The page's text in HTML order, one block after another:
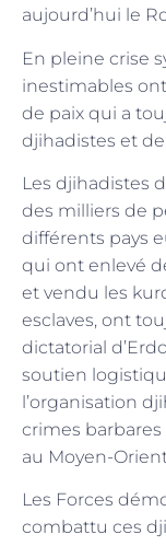
aujourd’hui le
En pleine crise
inestimables
de paix qui a
djihadistes et
Les djihadistes
des milliers de
différents pays
qui ont enlevé
et vendu les
esclaves, ont
dictatorial
soutien
l’organisation
crimes
au Moyen-
Les Forces
combattu ces